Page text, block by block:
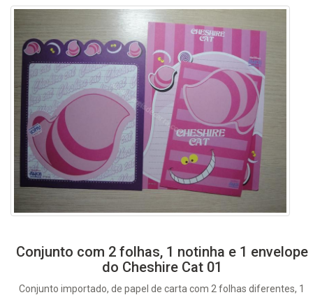
Conjunto com 2 folhas, 1 notinha e 1 envelope
do Cheshire Cat 01
Conjunto importado, de papel de carta com 2 folhas diferentes, 1